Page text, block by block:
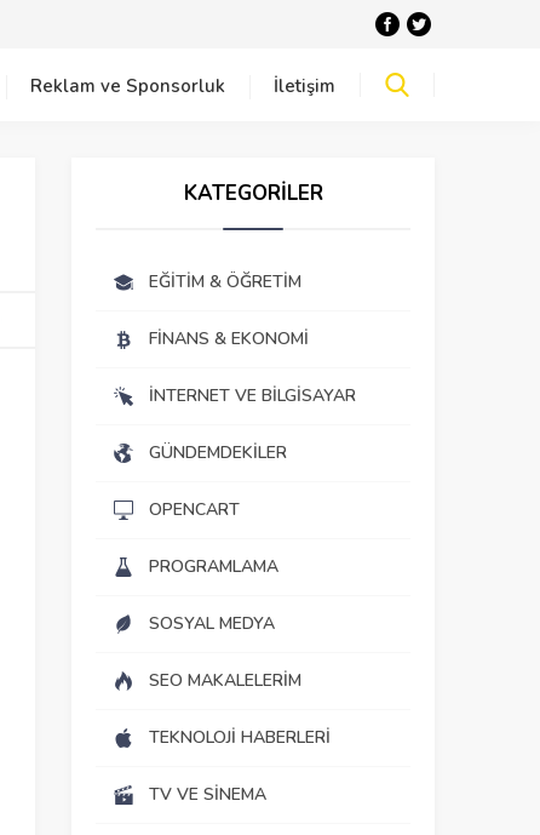
Reklam ve Sponsorluk İletişim
KATEGORİLER
EĞITIM & ÖĞRETIM
FINANS & EKONOMI
İNTERNET VE BILGISAYAR
GÜNDEMDEKILER
OPENCART
PROGRAMLAMA
SOSYAL MEDYA
SEO MAKALELERIM
TEKNOLOJI HABERLERI
TV VE SINEMA